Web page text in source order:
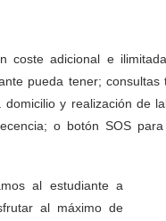
coste adicional e
pueda tener;
y realización de
o botón SOS
al estudiante a
al máximo de